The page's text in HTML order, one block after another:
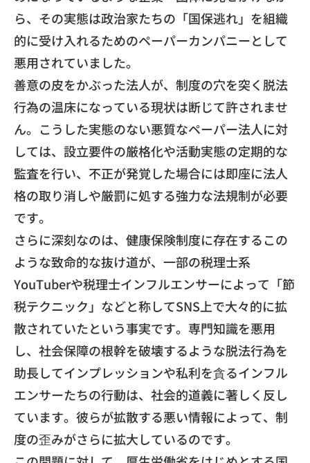
ら、その実態は政治家たちの「国保逃れ」 を組織
的に受け入れるためのペーパーカンパニーとして
悪用されていました。
​善意の皮をかぶった法人が、 制度の穴を突く脱法
行為の温床になっている現状は断じて許されませ
ん。こうした実態のない悪質なペーパー法人に対
しては、 設立要件の厳格化や活動実態の定期的な
監査を行い、 不正が発覚した場合には即座に法人
格の取り消しや厳罰に処する強力な法規制が必要
です。
​さらに深刻なのは、 健康保険制度に存在するこの
ような致命的な抜け道が、 一部の税理士系
YouTuberや税理士インフルエンサーによって「節
税テクニック」 などと称してSNS上で大々的に拡
散されていたという事実です。 専門知識を悪用
し、 社会保障の根幹を破壊するような脱法行為を
助長してインプレッションや私利を貪るインフル
エンサーたちの行動は、 社会的道義に著しく反し
ています。 彼らが拡散する悪い情報によって、 制
度の歪みがさらに拡大しているのです。